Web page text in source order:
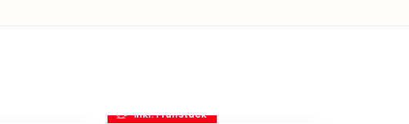
inkl. Frühstück